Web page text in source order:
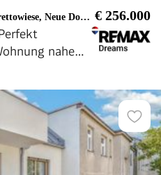
Neue Donau € 256.000
nahe